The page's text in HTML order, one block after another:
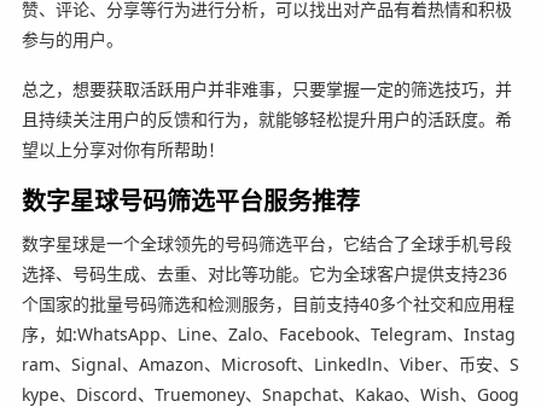
赞、评论、分享等行为进行分析，可以找出对产品有着热情和积极
参与的用户。
总之，想要获取活跃用户并非难事，只要掌握一定的筛选技巧，并
且持续关注用户的反馈和行为，就能够轻松提升用户的活跃度。希
望以上分享对你有所帮助！
数字星球号码筛选平台服务推荐
数字星球是一个全球领先的号码筛选平台，它结合了全球手机号段
选择、号码生成、去重、对比等功能。它为全球客户提供支持236
个国家的批量号码筛选和检测服务，目前支持40多个社交和应用程
序，如:WhatsApp、Line、Zalo、Facebook、Telegram、Instag
ram、Signal、Amazon、Microsoft、Linkedln、Viber、币安、S
kype、Discord、Truemoney、Snapchat、Kakao、Wish、Goog